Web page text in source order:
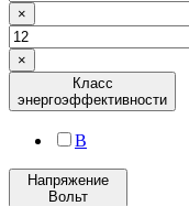
×
×
Класс
энергоэффективности
B
Напряжение
Вольт